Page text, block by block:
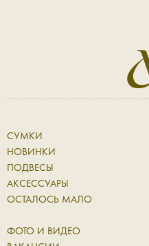
СУМКИ
НОВИНКИ
ПОДВЕСЫ
АКСЕССУАРЫ
ОСТАЛОСЬ МАЛО
ФОТО И ВИДЕО